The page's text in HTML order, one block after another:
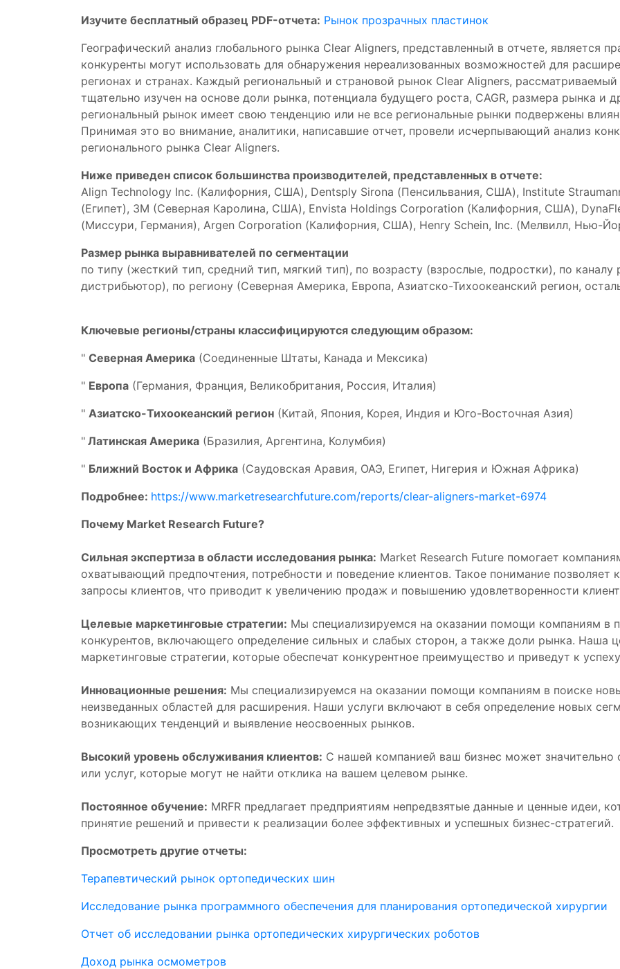
Изучите бесплатный образец PDF-отчета: Рынок прозрачных пластинок
Географический анализ глобального рынка Clear Aligners, представленный в отчете, является
конкуренты могут использовать для обнаружения нереализованных возможностей для
регионах и странах. Каждый региональный и страновой рынок Clear Aligners,
тщательно изучен на основе доли рынка, потенциала будущего роста, CAGR, размера рынка и
региональный рынок имеет свою тенденцию или не все региональные рынки подвержены
Принимая это во внимание, аналитики, написавшие отчет, провели исчерпывающий анализ
регионального рынка Clear Aligners.
Ниже приведен список большинства производителей, представленных в отчете:
Align Technology Inc. (Калифорния, США), Dentsply Sirona (Пенсильвания, США), Institute
(Египет), 3M (Северная Каролина, США), Envista Holdings Corporation (Калифорния, США),
(Миссури, Германия), Argen Corporation (Калифорния, США), Henry Schein, Inc. (Мелвилл, Нью-
Размер рынка выравнивателей по сегментации
по типу (жесткий тип, средний тип, мягкий тип), по возрасту (взрослые, подростки), по
дистрибьютор), по региону (Северная Америка, Европа, Азиатско-Тихоокеанский регион,
Ключевые регионы/страны классифицируются следующим образом:
" Северная Америка (Соединенные Штаты, Канада и Мексика)
" Европа (Германия, Франция, Великобритания, Россия, Италия)
" Азиатско-Тихоокеанский регион (Китай, Япония, Корея, Индия и Юго-Восточная Азия)
" Латинская Америка (Бразилия, Аргентина, Колумбия)
" Ближний Восток и Африка (Саудовская Аравия, ОАЭ, Египет, Нигерия и Южная Африка)
Подробнее: https://www.marketresearchfuture.com/reports/clear-aligners-market-6974
Почему Market Research Future?
Сильная экспертиза в области исследования рынка: Market Research Future помогает
охватывающий предпочтения, потребности и поведение клиентов. Такое понимание позволяет
запросы клиентов, что приводит к увеличению продаж и повышению удовлетворенности
Целевые маркетинговые стратегии: Мы специализируемся на оказании помощи компаниям в
конкурентов, включающего определение сильных и слабых сторон, а также доли рынка. Наша
маркетинговые стратегии, которые обеспечат конкурентное преимущество и приведут к
Инновационные решения: Мы специализируемся на оказании помощи компаниям в поиске
неизведанных областей для расширения. Наши услуги включают в себя определение новых
возникающих тенденций и выявление неосвоенных рынков.
Высокий уровень обслуживания клиентов: С нашей компанией ваш бизнес может значительно
или услуг, которые могут не найти отклика на вашем целевом рынке.
Постоянное обучение: MRFR предлагает предприятиям непредвзятые данные и ценные идеи,
принятие решений и привести к реализации более эффективных и успешных бизнес-стратегий.
Просмотреть другие отчеты:
Терапевтический рынок ортопедических шин
Исследование рынка программного обеспечения для планирования ортопедической хирургии
Отчет об исследовании рынка ортопедических хирургических роботов
Доход рынка осмометров